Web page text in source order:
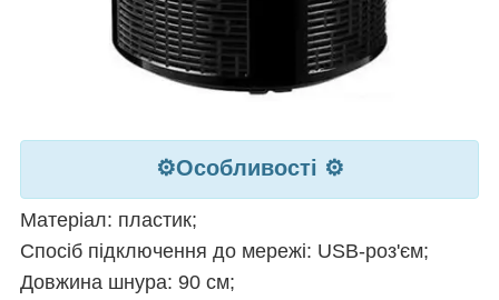
⚙️Особливості ⚙️
Матеріал: пластик;
Спосіб підключення до мережі: USB-роз'єм;
Довжина шнура: 90 см;